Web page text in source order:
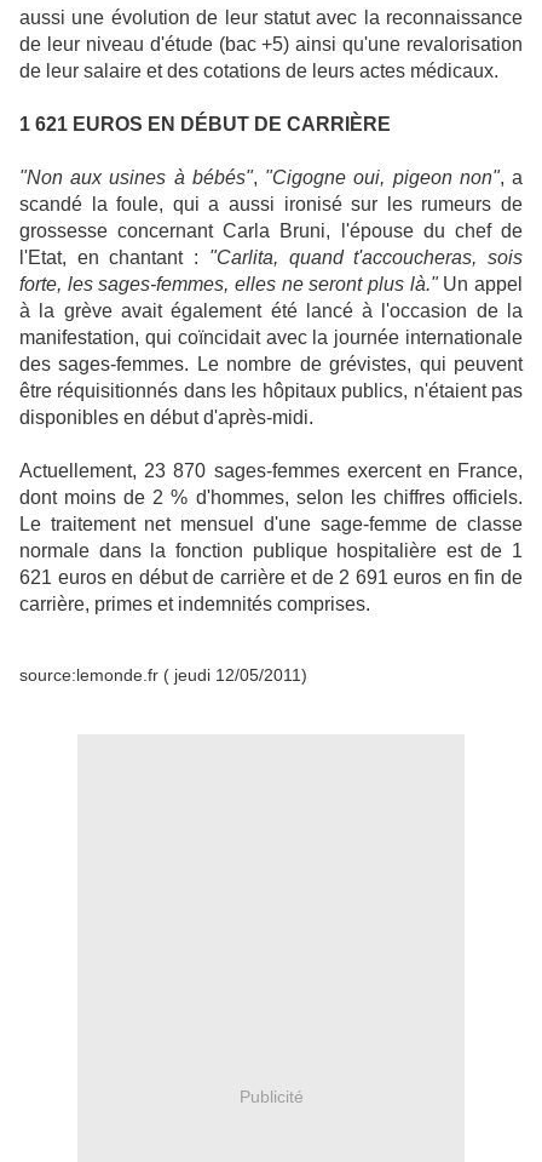
aussi une évolution de leur statut avec la reconnaissance
de leur niveau d'étude (bac +5) ainsi qu'une revalorisation
de leur salaire et des cotations de leurs actes médicaux.
1 621 EUROS EN DÉBUT DE CARRIÈRE
"Non aux usines à bébés", "Cigogne oui, pigeon non", a
scandé la foule, qui a aussi ironisé sur les rumeurs de
grossesse concernant Carla Bruni, l'épouse du chef de
l'Etat, en chantant : "Carlita, quand t'accoucheras, sois
forte, les sages-femmes, elles ne seront plus là."Un appel
à la grève avait également été lancé à l'occasion de la
manifestation, qui coïncidait avec la journée internationale
des sages-femmes. Le nombre de grévistes, qui peuvent
être réquisitionnés dans les hôpitaux publics, n'étaient pas
disponibles en début d'après-midi.
Actuellement, 23 870 sages-femmes exercent en France,
dont moins de 2 % d'hommes, selon les chiffres officiels.
Le traitement net mensuel d'une sage-femme de classe
normale dans la fonction publique hospitalière est de 1
621 euros en début de carrière et de 2 691 euros en fin de
carrière, primes et indemnités comprises.
source:lemonde.fr ( jeudi 12/05/2011)
Publicité